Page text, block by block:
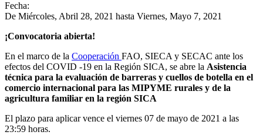
Fecha:
De Miércoles, Abril 28, 2021 hasta Viernes, Mayo 7, 2021
¡Convocatoria abierta!
En el marco de la Cooperación FAO, SIECA y SECAC ante los
efectos del COVID -19 en la Región SICA, se abre la Asistencia
técnica para la evaluación de barreras y cuellos de botella en el
comercio internacional para las MIPYME rurales y de la
agricultura familiar en la región SICA
El plazo para aplicar vence el viernes 07 de mayo de 2021 a las
23:59 horas.